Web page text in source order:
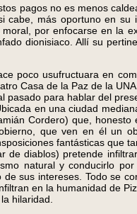
pagos no es menos
cabe, más oportuno en su
por enfocarse en la
dionisiaco. Allí su
poco usufructuara en
Casa de la Paz de la
pasado para hablar del
en una ciudad
Cordero) que, honesto
que ven en él un
fantásticas que
de diablos) pretende
natural y conducirlo
sus intereses. Todo se
en la humanidad de
hilaridad.